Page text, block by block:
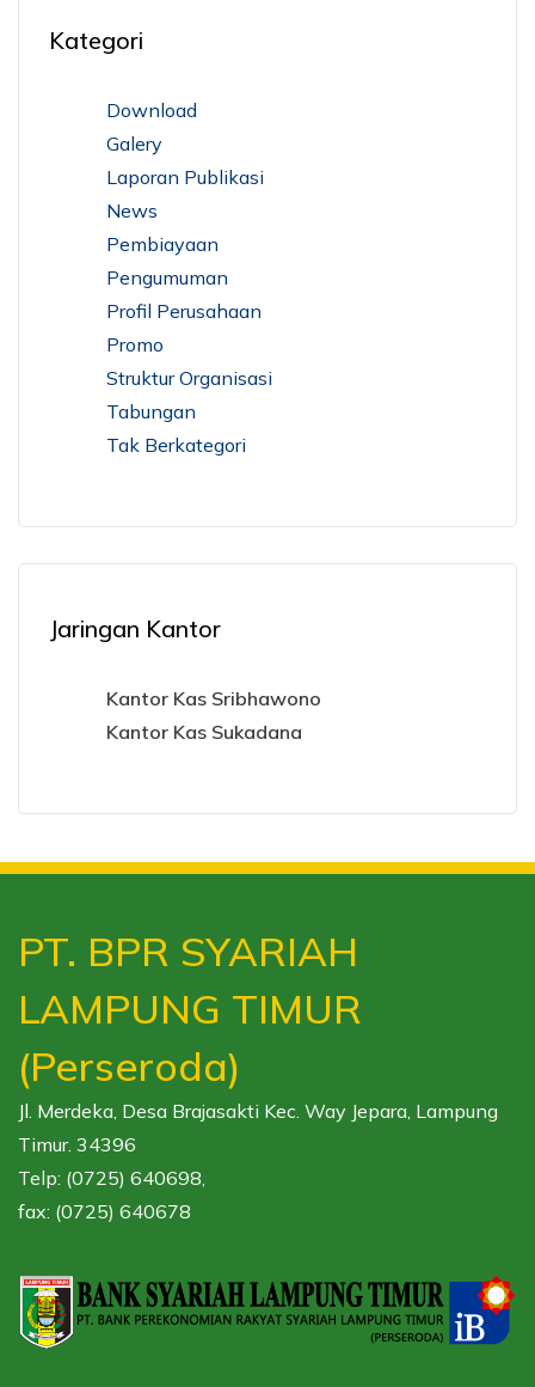
Kategori
Download
Galery
Laporan Publikasi
News
Pembiayaan
Pengumuman
Profil Perusahaan
Promo
Struktur Organisasi
Tabungan
Tak Berkategori
Jaringan Kantor
Kantor Kas Sribhawono
Kantor Kas Sukadana
PT. BPR SYARIAH
LAMPUNG TIMUR
(Perseroda)
Jl. Merdeka, Desa Brajasakti Kec. Way Jepara, Lampung
Timur. 34396
Telp: (0725) 640698,
fax: (0725) 640678